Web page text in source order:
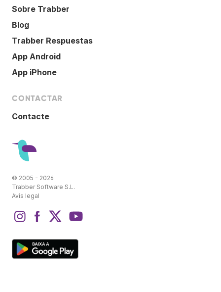
Sobre Trabber
Blog
Trabber Respuestas
App Android
App iPhone
CONTACTAR
Contacte
© 2005 - 2026
Trabber Software S.L.
Avís legal